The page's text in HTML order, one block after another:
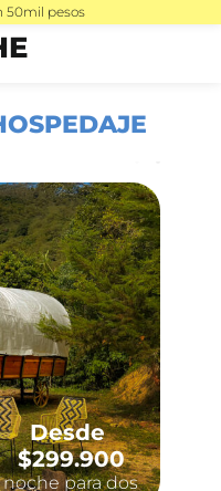
50mil pesos
Desde
$299.900
noche para dos